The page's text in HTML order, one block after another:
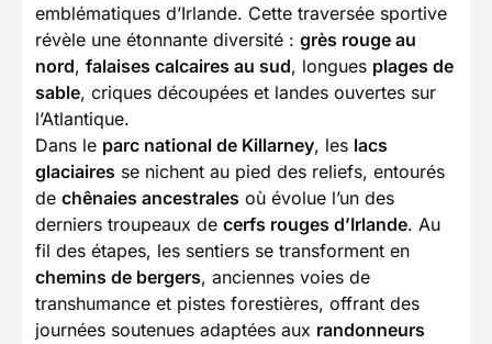
emblématiques d’Irlande. Cette traversée sportive
révèle une étonnante diversité : grès rouge au
nord, falaises calcaires au sud, longues plages de
sable, criques découpées et landes ouvertes sur
l’Atlantique.
Dans le parc national de Killarney, les lacs
glaciaires se nichent au pied des reliefs, entourés
de chênaies ancestrales où évolue l’un des
derniers troupeaux de cerfs rouges d’Irlande. Au
fil des étapes, les sentiers se transforment en
chemins de bergers, anciennes voies de
transhumance et pistes forestières, offrant des
journées soutenues adaptées aux randonneurs